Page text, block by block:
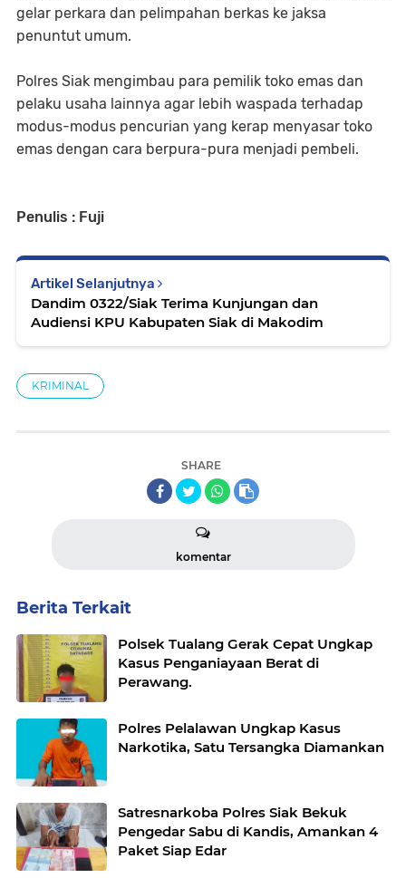
gelar perkara dan pelimpahan berkas ke jaksa
penuntut umum.
Polres Siak mengimbau para pemilik toko emas dan
pelaku usaha lainnya agar lebih waspada terhadap
modus-modus pencurian yang kerap menyasar toko
emas dengan cara berpura-pura menjadi pembeli.
Penulis : Fuji
Artikel Selanjutnya
Dandim 0322/Siak Terima Kunjungan dan
Audiensi KPU Kabupaten Siak di Makodim
KRIMINAL
SHARE
komentar
Berita Terkait
Polsek Tualang Gerak Cepat Ungkap
Kasus Penganiayaan Berat di
Perawang.
Polres Pelalawan Ungkap Kasus
Narkotika, Satu Tersangka Diamankan
Satresnarkoba Polres Siak Bekuk
Pengedar Sabu di Kandis, Amankan 4
Paket Siap Edar